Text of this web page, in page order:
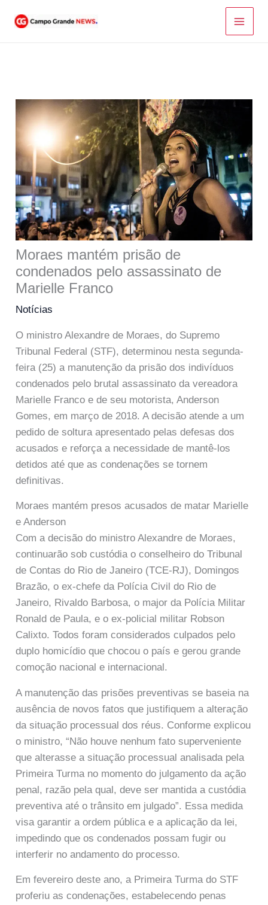
para
Moraes mantém prisão de
condenados pelo assassinato de
Marielle Franco
Notícias
O ministro Alexandre de Moraes, do Supremo
Tribunal Federal (STF), determinou nesta segunda-
feira (25) a manutenção da prisão dos indivíduos
condenados pelo brutal assassinato da vereadora
Marielle Franco e de seu motorista, Anderson
Gomes, em março de 2018. A decisão atende a um
pedido de soltura apresentado pelas defesas dos
acusados e reforça a necessidade de mantê-los
detidos até que as condenações se tornem
definitivas.
Moraes mantém presos acusados de matar Marielle
e Anderson
Com a decisão do ministro Alexandre de Moraes,
continuarão sob custódia o conselheiro do Tribunal
de Contas do Rio de Janeiro (TCE-RJ), Domingos
Brazão, o ex-chefe da Polícia Civil do Rio de
Janeiro, Rivaldo Barbosa, o major da Polícia Militar
Ronald de Paula, e o ex-policial militar Robson
Calixto. Todos foram considerados culpados pelo
duplo homicídio que chocou o país e gerou grande
comoção nacional e internacional.
A manutenção das prisões preventivas se baseia na
ausência de novos fatos que justifiquem a alteração
da situação processual dos réus. Conforme explicou
o ministro, “Não houve nenhum fato superveniente
que alterasse a situação processual analisada pela
Primeira Turma no momento do julgamento da ação
penal, razão pela qual, deve ser mantida a custódia
preventiva até o trânsito em julgado”. Essa medida
visa garantir a ordem pública e a aplicação da lei,
impedindo que os condenados possam fugir ou
interferir no andamento do processo.
Em fevereiro deste ano, a Primeira Turma do STF
proferiu as condenações, estabelecendo penas